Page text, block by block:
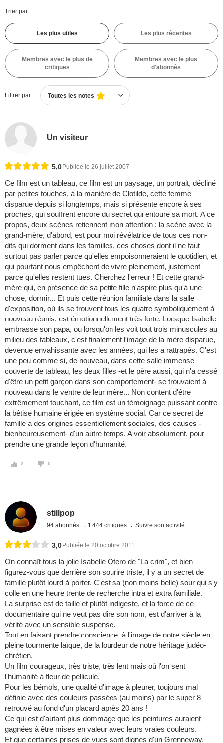
Trier par :
Les plus utiles Les plus récentes
Membres avec le plus de
critiques
Membres avec le plus
d'abonnés
Filtrer par : Toutes les notes
Un visiteur
5,0 Publiée le 26 juillet 2007
Ce film est un tableau, ce film est un paysage, un portrait, décliné
par petites touches, à la manière de Clotilde, cette femme
disparue depuis si longtemps, mais si présente encore à ses
proches, qui souffrent encore du secret qui entoure sa mort. A ce
propos, deux scènes retiennent mon attention : la scène avec la
grand-mère, d'abord, est pour moi révélatrice de tous ces non-
dits qui dorment dans les familles, ces choses dont il ne faut
surtout pas parler parce qu'elles empoisonneraient le quotidien, et
qui pourtant nous empêchent de vivre pleinement, justement
parce qu'elles restent tues. Cherchez l'erreur ! Et cette grand-
mère qui, en présence de sa petite fille n'aspire plus qu'à une
chose, dormir... Et puis cette réunion familiale dans la salle
d'exposition, où ils se trouvent tous les quatre symboliquement à
nouveau réunis, est émotionnellement très forte. Lorsque Isabelle
embrasse son papa, ou lorsqu'on les voit tout trois minuscules au
milieu des tableaux, c'est finalement l'image de la mère disparue,
devenue envahissante avec les années, qui les a rattrapés. C'est
une peu comme si, de nouveau, dans cette salle immense
couverte de tableau, les deux filles -et le père aussi, qui n'a cessé
d'être un petit garçon dans son comportement- se trouvaient à
nouveau dans le ventre de leur mère... Non content d'être
extrêmement touchant, ce film est un témoignage puissant contre
la bêtise humaine érigée en systême social. Car ce secret de
famille a des origines essentiellement sociales, des causes -
bienheureusement- d'un autre temps. A voir absolument, pour
prendre une grande leçon d'humanité.
2 0
stillpop
94 abonnés 1 444 critiques Suivre son activité
3,0 Publiée le 20 octobre 2011
On connaît tous la jolie Isabelle Otero de "La crim", et bien
figurez-vous que derrière son sourire triste, il y a un secret de
famille plutôt lourd à porter. C'est sa (non moins belle) sour qui s'y
colle en une heure trente de recherche intra et extra familiale.
La surprise est de taille et plutôt indigeste, et la force de ce
documentaire qui ne veut pas dire son nom, est d'arriver à la
vérité avec un sensible suspense.
Tout en faisant prendre conscience, à l'image de notre siècle en
pleine tourmente laïque, de la lourdeur de notre héritage judéo-
chrétien.
Un film courageux, très triste, très lent mais où l'on sent
l'humanité à fleur de pellicule.
Pour les bémols, une qualité d'image à pleurer, toujours mal
définie avec des couleurs passées (au moins) par le super 8
retrouvé au fond d'un placard après 20 ans !
Ce qui est d'autant plus dommage que les peintures auraient
gagnées à être mises en valeur avec leurs vraies couleurs.
Et que certaines prises de vues sont dignes d'un Grenneway.